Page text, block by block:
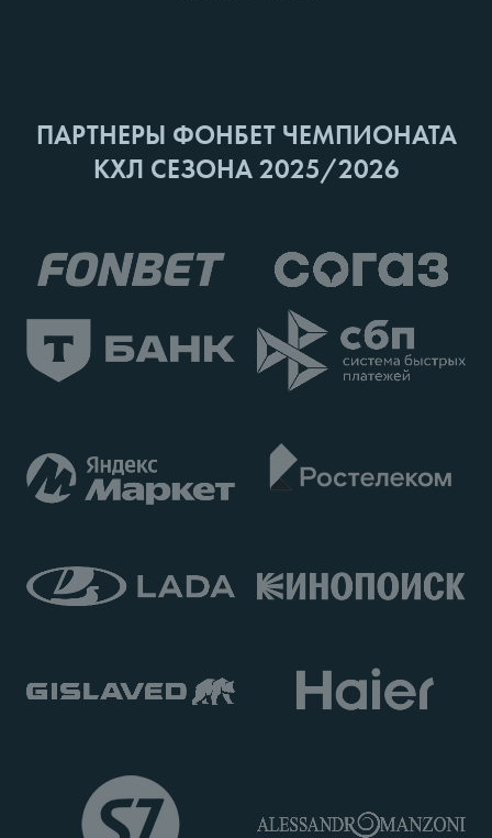
ПАРТНЕРЫ ФОНБЕТ ЧЕМПИОНАТА
КХЛ СЕЗОНА 2025/2026